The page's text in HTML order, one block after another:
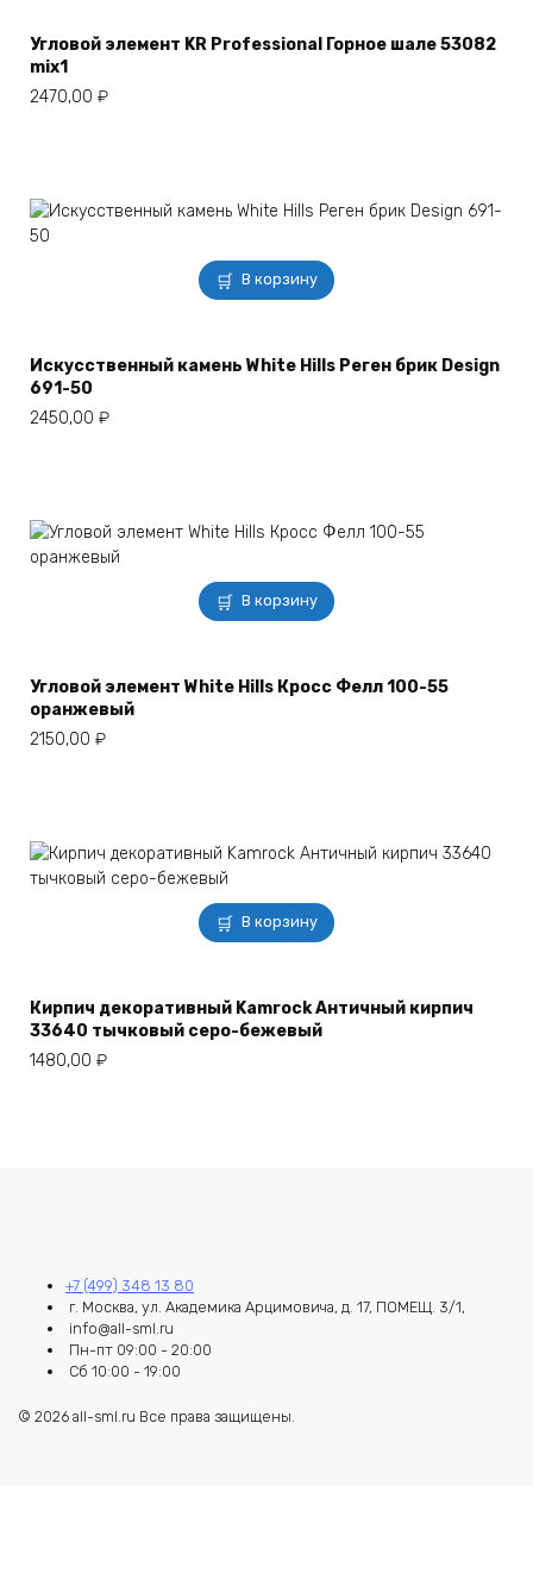
Угловой элемент KR Professional Горное шале 53082
mix1
2470,00 ₽
В корзину
Искусственный камень White Hills Реген брик Design
691-50
2450,00 ₽
В корзину
Угловой элемент White Hills Кросс Фелл 100-55
оранжевый
2150,00 ₽
В корзину
Кирпич декоративный Kamrock Античный кирпич
33640 тычковый серо-бежевый
1480,00 ₽
+7 (499) 348 13 80
г. Москва, ул. Академика Арцимовича, д. 17, ПОМЕЩ. 3/1,
info@all-sml.ru
Пн-пт 09:00 - 20:00
Сб 10:00 - 19:00
© 2026 all-sml.ru Все права защищены.